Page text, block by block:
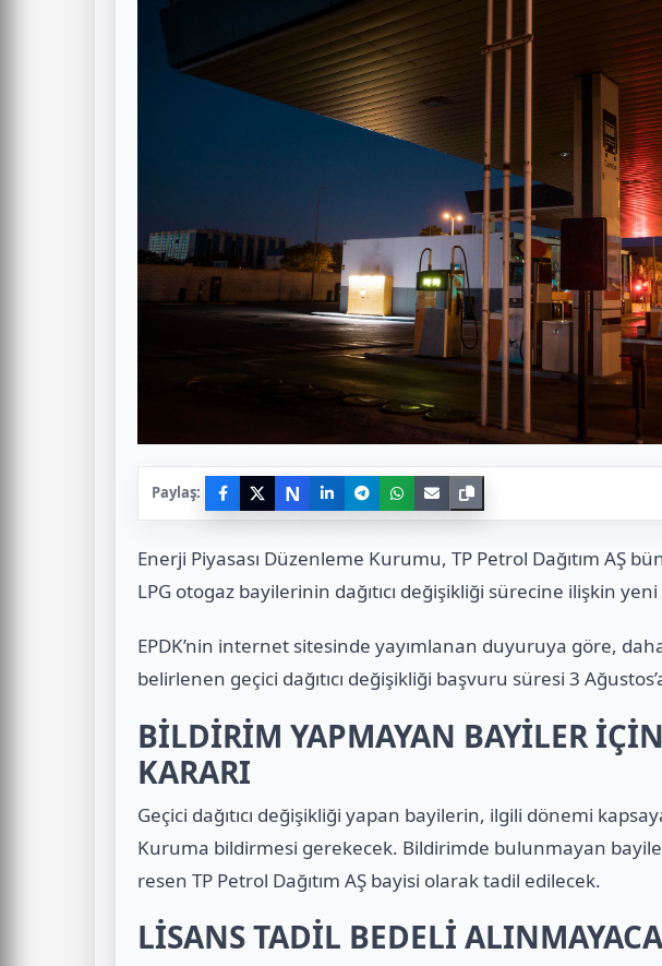
Paylaş: N
Enerji Piyasası Düzenleme Kurumu, TP Petrol Dağıtım AŞ
LPG otogaz bayilerinin dağıtıcı değişikliği sürecine ilişkin
EPDK’nin internet sitesinde yayımlanan duyuruya göre,
belirlenen geçici dağıtıcı değişikliği başvuru süresi 3
BİLDİRİM YAPMAYAN BAYİLER
KARARI
Geçici dağıtıcı değişikliği yapan bayilerin, ilgili dönemi
Kuruma bildirmesi gerekecek. Bildirimde bulunmayan
resen TP Petrol Dağıtım AŞ bayisi olarak tadil edilecek.
LİSANS TADİL BEDELİ